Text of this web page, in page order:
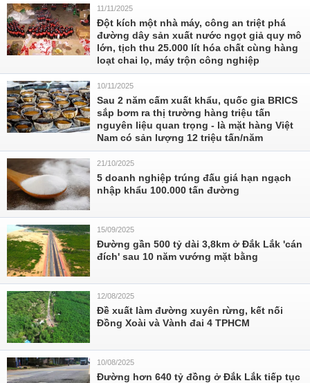
11/11/2025
Đột kích một nhà máy, công an triệt phá
đường dây sản xuất nước ngọt giả quy mô
lớn, tịch thu 25.000 lít hóa chất cùng hàng
loạt chai lọ, máy trộn công nghiệp
10/11/2025
Sau 2 năm cấm xuất khẩu, quốc gia BRICS
sắp bơm ra thị trường hàng triệu tấn
nguyên liệu quan trọng - là mặt hàng Việt
Nam có sản lượng 12 triệu tấn/năm
21/10/2025
5 doanh nghiệp trúng đấu giá hạn ngạch
nhập khẩu 100.000 tấn đường
15/09/2025
Đường gần 500 tỷ dài 3,8km ở Đắk Lắk 'cán
đích' sau 10 năm vướng mặt bằng
12/08/2025
Đề xuất làm đường xuyên rừng, kết nối
Đồng Xoài và Vành đai 4 TPHCM
10/08/2025
Đường hơn 640 tỷ đồng ở Đắk Lắk tiếp tục